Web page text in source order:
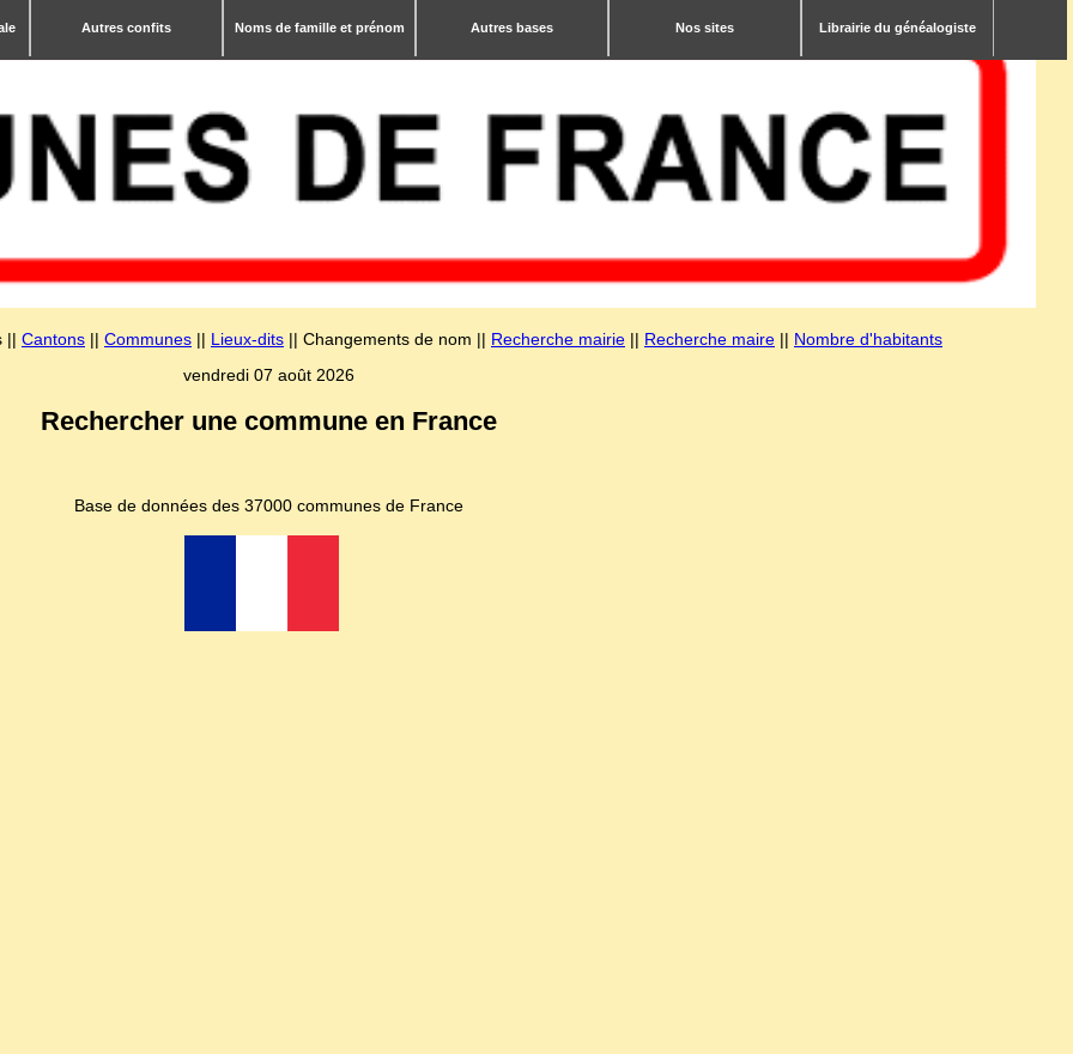
Autres confits Noms de famille et prénom Autres bases Nos sites Librairie du généalogiste
|| Cantons || Communes || Lieux-dits || Changements de nom || Recherche mairie || Recherche maire || Nombre d'habitants
vendredi 07 août 2026
Rechercher une commune en France
Base de données des 37000 communes de France